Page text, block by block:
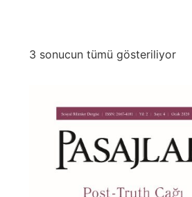
3 sonucun tümü gösteriliyor